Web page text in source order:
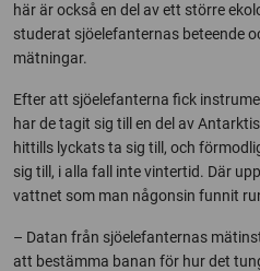
här är också en del av ett större
studerat sjöelefanternas beteende
mätningar.
Efter att sjöelefanterna fick
har de tagit sig till en del av
hittills lyckats ta sig till, och
sig till, i alla fall inte vintertid. Där
vattnet som man någonsin funnit
– Datan från sjöelefanternas
att bestämma banan för hur det